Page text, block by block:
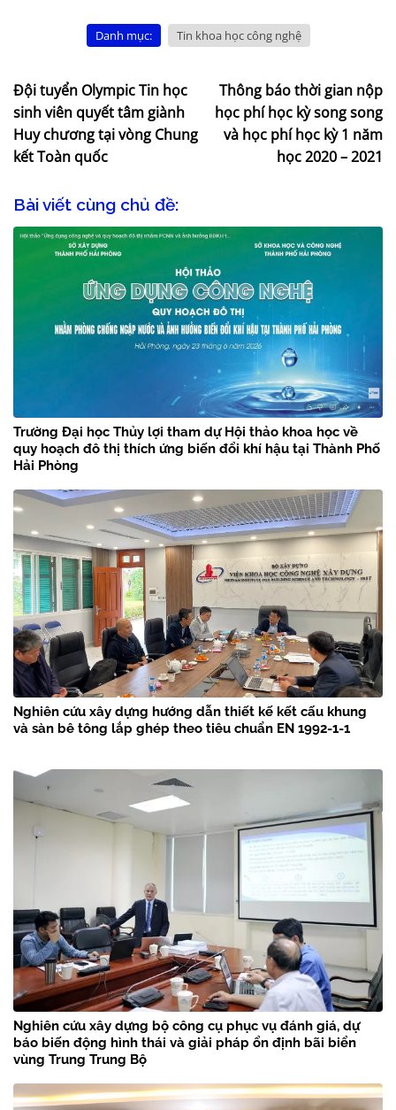
Danh mục: Tin khoa học công nghệ
Đội tuyển Olympic Tin học
sinh viên quyết tâm giành
Huy chương tại vòng Chung
kết Toàn quốc
Thông báo thời gian nộp
học phí học kỳ song song
và học phí học kỳ 1 năm
học 2020 – 2021
Bài viết cùng chủ đề:
Trường Đại học Thủy lợi tham dự Hội thảo khoa học về
quy hoạch đô thị thích ứng biến đổi khí hậu tại Thành Phố
Hải Phòng
Nghiên cứu xây dựng hướng dẫn thiết kế kết cấu khung
và sàn bê tông lắp ghép theo tiêu chuẩn EN 1992-1-1
Nghiên cứu xây dựng bộ công cụ phục vụ đánh giá, dự
báo biến động hình thái và giải pháp ổn định bãi biển
vùng Trung Trung Bộ